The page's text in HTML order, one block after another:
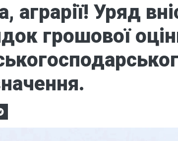
аграрії! Уряд
грошової